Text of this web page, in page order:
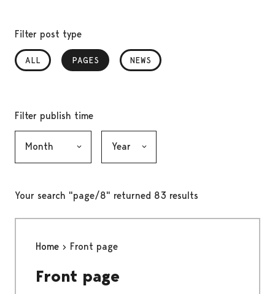
Filter post type
ALL PAGES
, SELECTED NEWS
Filter publish time
Your search "page/8" returned 83 results
Home Front page
Front page